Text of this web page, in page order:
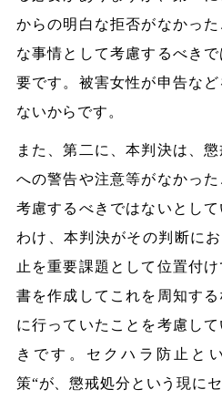
からの明白な拒否がなかっ
な事情として考慮するべき
要です。被害女性が申告な
ないからです。
また、第二に、本判決は、
への警告や注意等がなかっ
考慮するべきではないとし
わけ、本判決がその判断に
止を重要課題として位置付
書を作成してこれを周知す
に行っていたことを考慮し
きです。セクハラ防止と
策“が、懲戒処分という現に